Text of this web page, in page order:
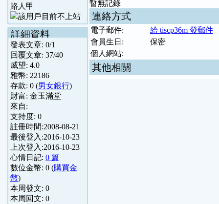
路人甲
詳細資料
發表文章: 0/1
回覆文章: 37/40
威望: 4.0
雅幣: 22186
存款: 0 (男女銀行)
財富: 金玉滿堂
來自:
支持度: 0
註冊時間:2008-08-21
最後登入:2016-10-23
上次登入:2016-10-23
心情日記: 0 篇
數位金幣: 0 (購買金
幣)
本周發文: 0
本周回文: 0
暫無記錄
連絡方式
電子郵件:
給 tiscp36m 發郵件
會員生日:
保密
個人網站:
其他相關